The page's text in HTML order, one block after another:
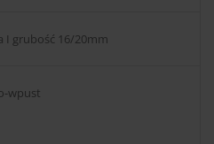
I grubość 16/20mm
wpust